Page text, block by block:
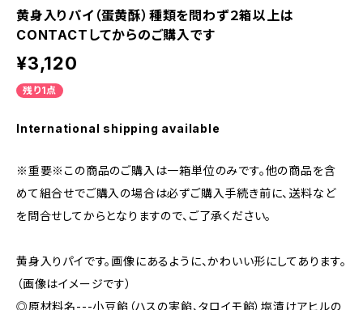
黄身入りパイ（蛋黄酥）種類を問わず２箱以上は
CONTACTしてからのご購入です
¥3,120
残り1点
International shipping available
※重要※この商品のご購入は一箱単位のみです。他の商品を含
めて組合せでご購入の場合は必ずご購入手続き前に、送料など
を問合せしてからとなりますので、ご了承ください。
黄身入りパイです。画像にあるように、かわいい形にしてあります。
（画像はイメージです）
◎原材料名---小豆餡（ハスの実餡、タロイモ餡）塩漬けアヒルの